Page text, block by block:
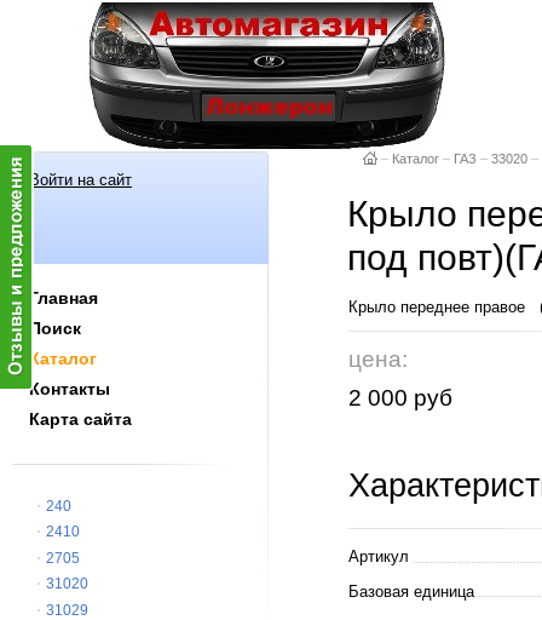
Войти на сайт
Главная
Поиск
Каталог
Контакты
Карта сайта
240
2410
2705
31020
31029
– Каталог – ГАЗ – 33020 –
Крыло
под
Крыло переднее правое
цена:
2 000 руб
Артикул
Базовая единица